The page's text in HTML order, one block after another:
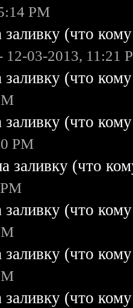
PM
(что
12-03-2013, 11:21
(что
(что
PM
заливку (что
(что
(что
(что